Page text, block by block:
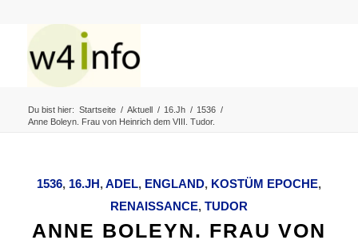
Du bist hier: Startseite / Aktuell / 16.Jh / 1536 /
Anne Boleyn. Frau von Heinrich dem VIII. Tudor.
1536, 16.JH,ADEL, ENGLAND, KOSTÜM EPOCHE,
RENAISSANCE, TUDOR
ANNE BOLEYN. FRAU VON